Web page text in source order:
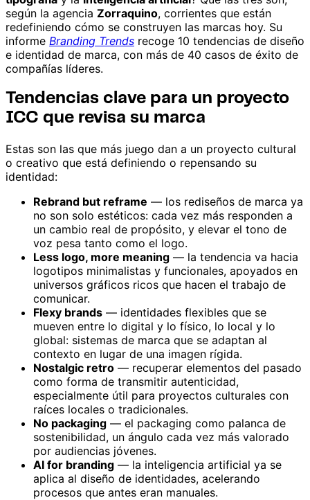
según la agencia Zorraquino, corrientes que están
redefiniendo cómo se construyen las marcas hoy. Su
informe Branding Trends recoge 10 tendencias de diseño
e identidad de marca, con más de 40 casos de éxito de
compañías líderes.
Tendencias clave para un proyecto
ICC que revisa su marca
Estas son las que más juego dan a un proyecto cultural
o creativo que está definiendo o repensando su
identidad:
Rebrand but reframe — los rediseños de marca ya
no son solo estéticos: cada vez más responden a
un cambio real de propósito, y elevar el tono de
voz pesa tanto como el logo.
Less logo, more meaning — la tendencia va hacia
logotipos minimalistas y funcionales, apoyados en
universos gráficos ricos que hacen el trabajo de
comunicar.
Flexy brands — identidades flexibles que se
mueven entre lo digital y lo físico, lo local y lo
global: sistemas de marca que se adaptan al
contexto en lugar de una imagen rígida.
Nostalgic retro — recuperar elementos del pasado
como forma de transmitir autenticidad,
especialmente útil para proyectos culturales con
raíces locales o tradicionales.
No packaging — el packaging como palanca de
sostenibilidad, un ángulo cada vez más valorado
por audiencias jóvenes.
AI for branding — la inteligencia artificial ya se
aplica al diseño de identidades, acelerando
procesos que antes eran manuales.